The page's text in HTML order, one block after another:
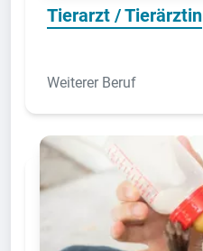
Tierarzt / Tierärztin
Weiterer Beruf